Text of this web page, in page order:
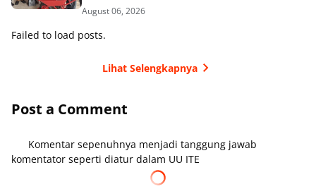
August 06, 2026
Failed to load posts.
Lihat Selengkapnya
Post a Comment
Komentar sepenuhnya menjadi tanggung jawab
komentator seperti diatur dalam UU ITE